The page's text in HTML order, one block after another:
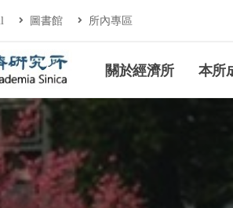
圖書館 所內專區
濟研究所關於經濟所 本所